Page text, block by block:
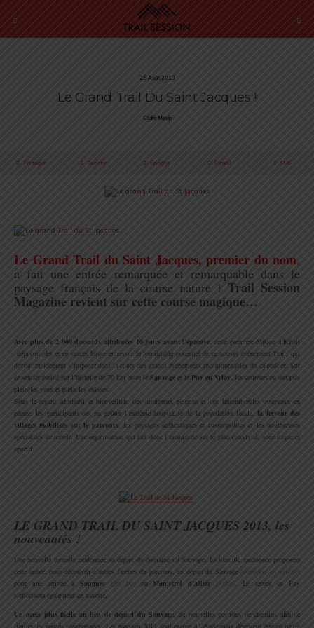
25 Août 2013
Le Grand Trail Du Saint Jacques !
Cédric Masip
Partager Tweeter Épingler E-mail SMS
Le Grand Trail du Saint Jacques, premier du nom,
a fait une entrée remarquée et remarquable dans le
paysage français de la course nature ! Trail Session
Magazine revient sur cette course magique…
Avec plus de 2 000 dossards attribuées 10 jours avant l’épreuve, cette première édition affichait
déjà complet et ce succès laisse entrevoir le formidable potentiel de ce nouvel événement Trail, qui
devrait rapidement s’imposer dans la cours des grands événements incontournables du calendrier. Sur
ce sentier patiné par l’histoire de 70 km entre le Sauvage et le Puy en Velay, les coureurs en ont pris
plein les yeux et plein les cuisses.
Sous le regard admiratif et bienveillant des nombreux pèlerins et des innombrables troupeaux en
pâture, les participants ont pu goûter l’extrême hospitalité de la population locale, la ferveur des
villages mobilisés sur le parcours, les paysages authentiques et cosmopolites et les nombreuses
spécialités de terroir. Une organisation qui fait donc l’unanimité sur le plan convivial, touristique et
sportif.
LE GRAND TRAIL DU SAINT JACQUES 2013, les
nouveautés !
Une nouvelle formule randonnée au départ du domaine du Sauvage. La formule randonnée proposera
cette année, pour découvrir d’autres facettes du parcours, un départ du Sauvage (transfert en navette)
pour une arrivée à Saugues (20 km)ouMonistrol d’Allier (34km) . Le retour au Puy
s’effectuera également en navette.
Un accès plus facile au lieu de départ du Sauvage, de nouvelles portions de chemins afin de
limiter les parties goudronnées. Les parcours 2013 sont encore à l’étude mais devraient être en partie